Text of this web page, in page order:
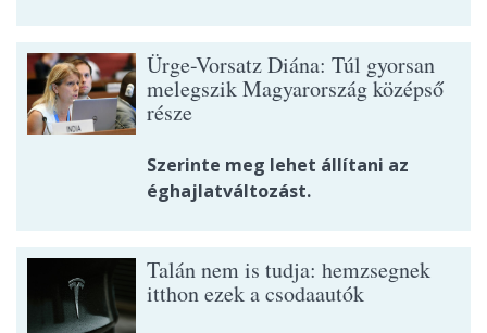
Ürge-Vorsatz Diána: Túl gyorsan
melegszik Magyarország középső
része
Szerinte meg lehet állítani az
éghajlatváltozást.
Talán nem is tudja: hemzsegnek
itthon ezek a csodaautók